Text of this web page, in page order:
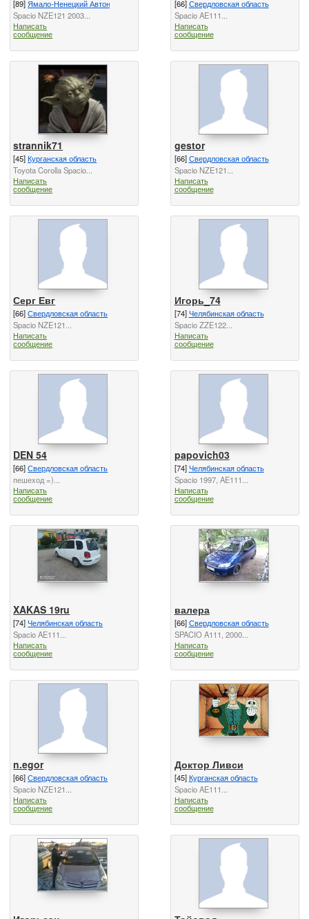
[89]Ямало-Ненецкий Автономный Округ
Spacio NZE121 2003...
Написать
сообщение
[66]Свердловская область
Spacio AE111...
Написать
сообщение
strannik71
[45]Курганская область
Toyota Corolla Spacio...
Написать
сообщение
gestor
[66]Свердловская область
Spacio NZE121...
Написать
сообщение
Серг Евг
[66]Свердловская область
Spacio NZE121...
Написать
сообщение
Игорь_74
[74]Челябинская область
Spacio ZZE122...
Написать
сообщение
DEN 54
[66]Свердловская область
пешеход =)...
Написать
сообщение
papovich03
[74]Челябинская область
Spacio 1997, AE111...
Написать
сообщение
XAKAS 19ru
[74]Челябинская область
Spacio AE111...
Написать
сообщение
валера
[66]Свердловская область
SPACIO A111, 2000...
Написать
сообщение
n.egor
[66]Свердловская область
Spacio NZE121...
Написать
сообщение
Доктор Ливси
[45]Курганская область
Spacio AE111...
Написать
сообщение